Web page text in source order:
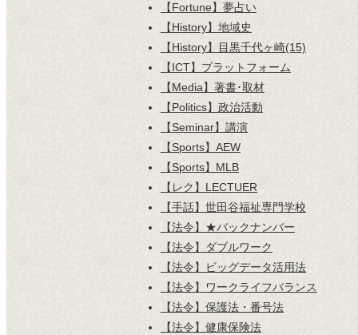
【Fortune】夢占い
【History】地域史
【History】目黒千代ヶ崎(15)
【ICT】プラットフォーム
【Media】著書･取材
【Politics】政治活動
【Seminar】講演
【Sports】AEW
【Sports】MLB
【レク】LECTUER
【手話】世田谷福祉専門学校
【法令】★バックナンバー
【法令】ダブルワーク
【法令】ビッグデータ活用法
【法令】ワークライフバランス
【法令】保護法・番号法
【法令】健康保険法